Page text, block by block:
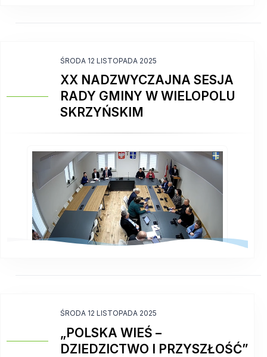
ŚRODA 12 LISTOPADA 2025
XX NADZWYCZAJNA SESJA
RADY GMINY W WIELOPOLU
SKRZYŃSKIM
ŚRODA 12 LISTOPADA 2025
„POLSKA WIEŚ –
DZIEDZICTWO I PRZYSZŁOŚĆ”